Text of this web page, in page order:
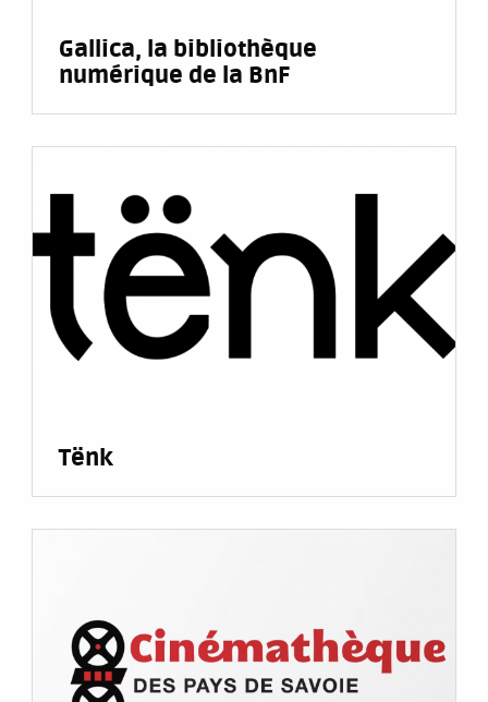
Gallica, la bibliothèque
numérique de la BnF
Tënk